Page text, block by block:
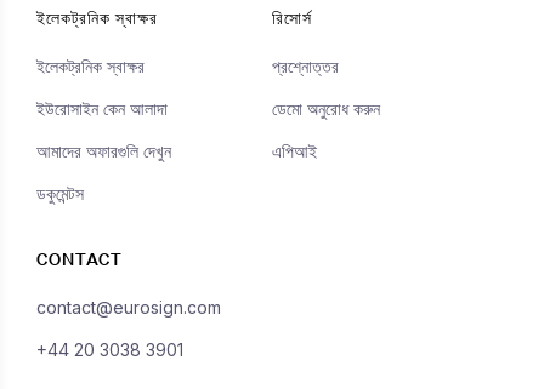
ইলেকট্রনিক স্বাক্ষর
ইলেকট্রনিক স্বাক্ষর
ইউরোসাইন কেন আলাদা
আমাদের অফারগুলি দেখুন
ডকুমেন্টস
রিসোর্স
প্রশ্নোত্তর
ডেমো অনুরোধ করুন
এপিআই
CONTACT
contact@eurosign.com
+44 20 3038 3901